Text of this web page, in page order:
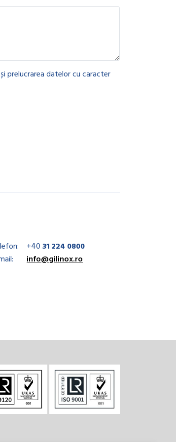
prelucrarea datelor cu caracter
+4031 224 0800
info@gilinox.ro